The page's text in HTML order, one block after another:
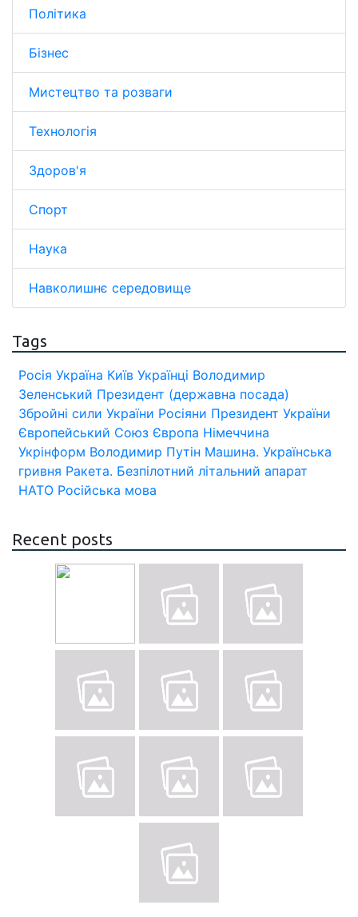
Політика
Бізнес
Мистецтво та розваги
Технологія
Здоров'я
Спорт
Наука
Навколишнє середовище
Tags
Росія Україна Київ Українці Володимир
Зеленський Президент (державна посада)
Збройні сили України Росіяни Президент України
Європейський Союз Європа Німеччина
Укрінформ Володимир Путін Машина. Українська
гривня Ракета. Безпілотний літальний апарат
НАТО Російська мова
Recent posts